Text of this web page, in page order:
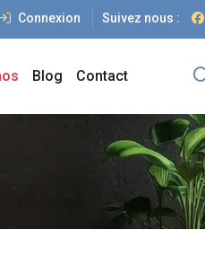
Connexion Suivez nous :
Blog Contact